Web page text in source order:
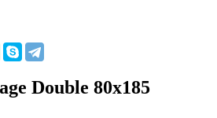
Double 80x185